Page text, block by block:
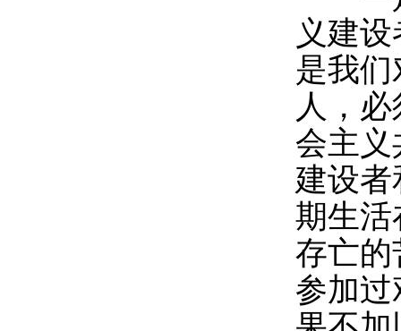
义建
是我
人，
会主义
建设
期生活
存亡的
参加